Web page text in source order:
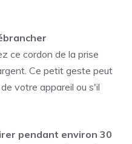
ce cordon de la prise
Ce petit geste peut
de votre appareil ou s'il
pendant environ 30